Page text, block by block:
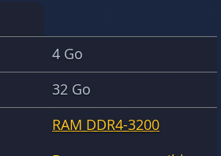
4 Go
32 Go
RAM DDR4-3200